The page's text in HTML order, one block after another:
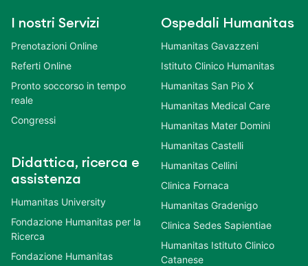
I nostri Servizi
Prenotazioni Online
Referti Online
Pronto soccorso in tempo
reale
Congressi
Didattica, ricerca e
assistenza
Humanitas University
Fondazione Humanitas per la
Ricerca
Fondazione Humanitas
Ospedali Humanitas
Humanitas Gavazzeni
Istituto Clinico Humanitas
Humanitas San Pio X
Humanitas Medical Care
Humanitas Mater Domini
Humanitas Castelli
Humanitas Cellini
Clinica Fornaca
Humanitas Gradenigo
Clinica Sedes Sapientiae
Humanitas Istituto Clinico
Catanese